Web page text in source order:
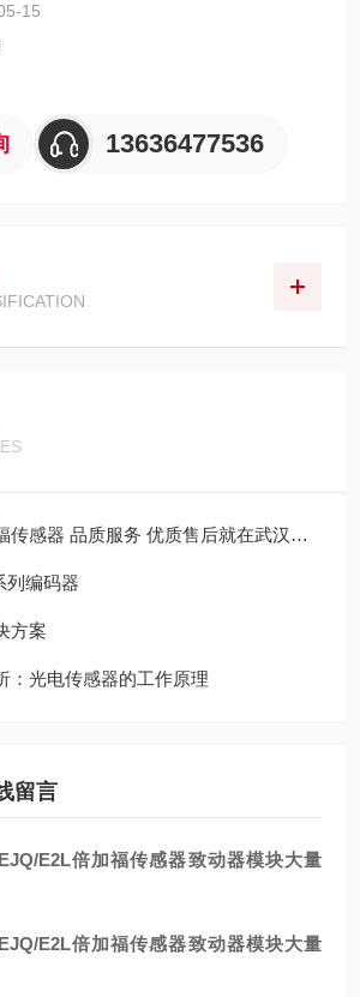
INT）
15
13636477536
感器 品质服务 优质售后就在武汉西尔福
列编码器
方案
：光电传感器的工作原理
留言
E2L倍加福传感器致动器模块大量
E2L倍加福传感器致动器模块大量